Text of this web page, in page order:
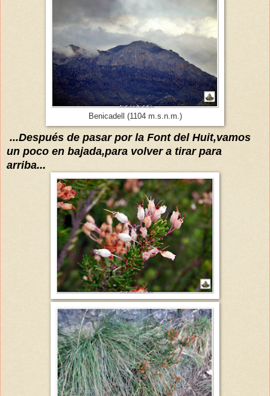
Benicadell (1104 m.s.n.m.)
...Después de pasar por la Font del Huit,vamos
un poco en bajada,para volver a tirar para
arriba...